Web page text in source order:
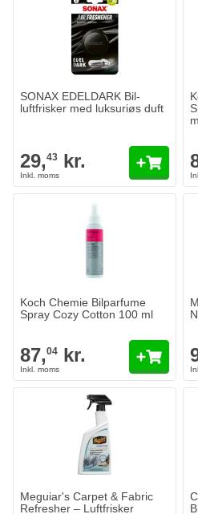
SONAX EDELDARK Bil-
luftfrisker med luksuriøs duft
29,43 kr.
Koch Chemie Bilparfume
Spray Cozy Cotton 100 ml
87,04 kr.
Meguiar's Carpet & Fabric
Refresher – Luftfrisker